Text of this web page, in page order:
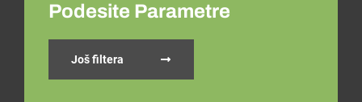
Podesite Parametre
Još filtera